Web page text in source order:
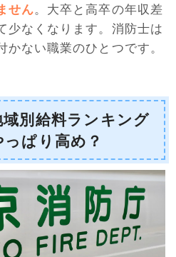
せん。大卒と高卒の年収差
少なくなります。消防士は
ない職業のひとつです。
別給料ランキング
っぱり高め？